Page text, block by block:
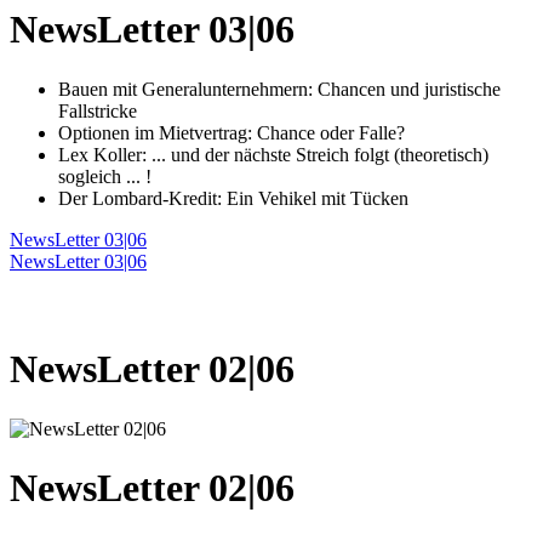
NewsLetter 03|06
Bauen mit Generalunternehmern: Chancen und juristische
Fallstricke
Optionen im Mietvertrag: Chance oder Falle?
Lex Koller: ... und der nächste Streich folgt (theoretisch)
sogleich ... !
Der Lombard-Kredit: Ein Vehikel mit Tücken
NewsLetter 03|06
NewsLetter 03|06
NewsLetter 02|06
NewsLetter 02|06